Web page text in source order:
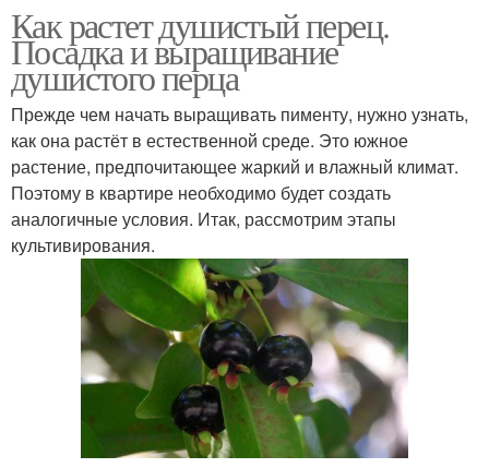
Как растет душистый перец.
Посадка и выращивание
душистого перца
Прежде чем начать выращивать пименту, нужно узнать,
как она растёт в естественной среде. Это южное
растение, предпочитающее жаркий и влажный климат.
Поэтому в квартире необходимо будет создать
аналогичные условия. Итак, рассмотрим этапы
культивирования.